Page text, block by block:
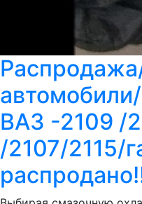
ВАЗ -2109 /
/2107/2115/